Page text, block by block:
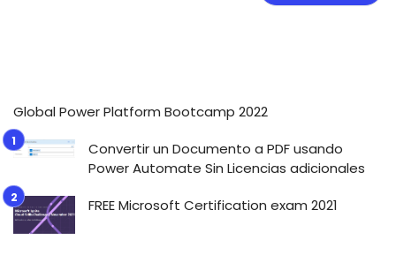
Global Power Platform Bootcamp 2022
Convertir un Documento a PDF usando
Power Automate Sin Licencias adicionales
FREE Microsoft Certification exam 2021